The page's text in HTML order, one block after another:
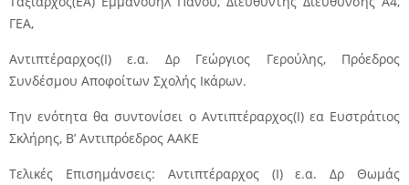
ΓΕΑ,
Αντιπτέραρχος(Ι) ε.α. Δρ Γεώργιος Γερούλης, Πρόεδρος
Συνδέσμου Αποφοίτων Σχολής Ικάρων.
Την ενότητα θα συντονίσει ο Αντιπτέραρχος(Ι) εα Ευστράτιος
Σκλήρης, Β’ Αντιπρόεδρος ΑΑΚΕ
Τελικές Επισημάνσεις: Αντιπτέραρχος (Ι) ε.α. Δρ Θωµάς